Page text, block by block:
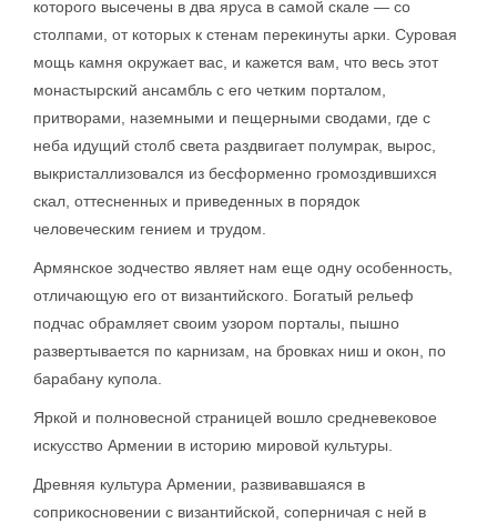
которого высечены в два яруса в самой скале — со
столпами, от которых к стенам перекинуты арки. Суровая
мощь камня окружает вас, и кажется вам, что весь этот
монастырский ансамбль с его четким порталом,
притворами, наземными и пещерными сводами, где с
неба идущий столб света раздвигает полумрак, вырос,
выкристаллизовался из бесформенно громоздившихся
скал, оттесненных и приведенных в порядок
человеческим гением и трудом.
Армянское зодчество являет нам еще одну особенность,
отличающую его от византийского. Богатый рельеф
подчас обрамляет своим узором порталы, пышно
развертывается по карнизам, на бровках ниш и окон, по
барабану купола.
Яркой и полновесной страницей вошло средневековое
искусство Армении в историю мировой культуры.
Древняя культура Армении, развивавшаяся в
соприкосновении с византийской, соперничая с ней в